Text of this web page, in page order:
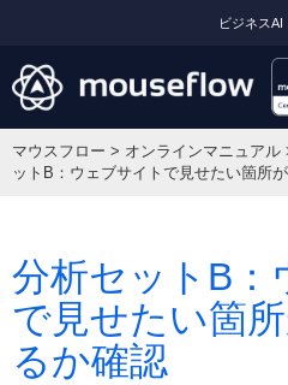
ビジネスAI
マウスフロー > オンラインマニュアル
ットB：ウェブサイトで見せたい箇所
分析セットB：
で見せたい箇
るか確認